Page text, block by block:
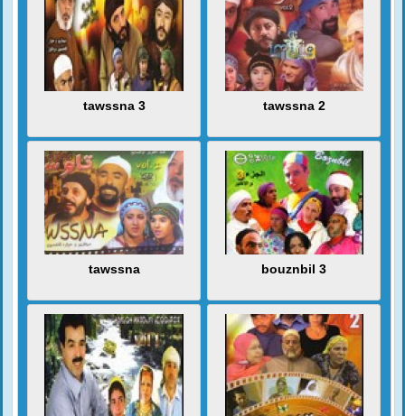
tawssna 3 tawssna 2
tawssna bouznbil 3